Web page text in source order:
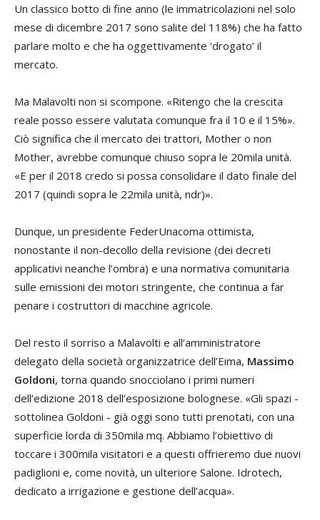
Un classico botto di fine anno (le immatricolazioni nel solo
mese di dicembre 2017 sono salite del 118%) che ha fatto
parlare molto e che ha oggettivamente ‘drogato’ il
mercato.
Ma Malavolti non si scompone. «Ritengo che la crescita
reale posso essere valutata comunque fra il 10 e il 15%».
Ciò significa che il mercato dei trattori, Mother o non
Mother, avrebbe comunque chiuso sopra le 20mila unità.
«E per il 2018 credo si possa consolidare il dato finale del
2017 (quindi sopra le 22mila unità, ndr)».
Dunque, un presidente FederUnacoma ottimista,
nonostante il non-decollo della revisione (dei decreti
applicativi neanche l’ombra) e una normativa comunitaria
sulle emissioni dei motori stringente, che continua a far
penare i costruttori di macchine agricole.
Del resto il sorriso a Malavolti e all’amministratore
delegato della società organizzatrice dell’Eima, Massimo
Goldoni, torna quando snocciolano i primi numeri
dell’edizione 2018 dell’esposizione bolognese. «Gli spazi -
sottolinea Goldoni - già oggi sono tutti prenotati, con una
superficie lorda di 350mila mq. Abbiamo l’obiettivo di
toccare i 300mila visitatori e a questi offrieremo due nuovi
padiglioni e, come novità, un ulteriore Salone. Idrotech,
dedicato a irrigazione e gestione dell’acqua».